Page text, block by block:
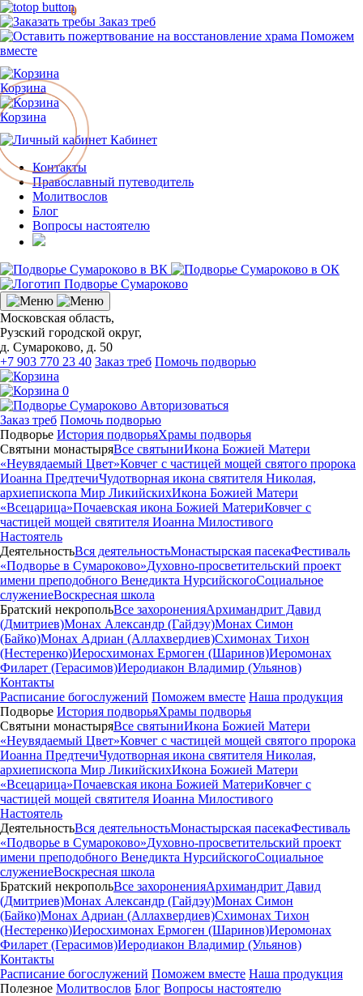
Заказ треб
Поможем
вместе
Корзина
Корзина
0
Кабинет
Контакты
Православный путеводитель
Молитвослов
Блог
Вопросы настоятелю
Московская область,
Рузский городской округ,
д. Сумароково, д. 50
+7 903 770 23 40 Заказ треб Помочь подворью
0
Авторизоваться
Заказ треб Помочь подворью
Подворье История подворьяХрамы подворья
Святыни монастыряВсе святыниИкона Божией Матери
«Неувядаемый Цвет»Ковчег с частицей мощей святого пророка
Иоанна ПредтечиЧудотворная икона святителя Николая,
архиепископа Мир ЛикийскихИкона Божией Матери
«Всецарица»Почаевская икона Божией МатериКовчег с
частицей мощей святителя Иоанна Милостивого
Настоятель
ДеятельностьВся деятельностьМонастырская пасекаФестиваль
«Подворье в Сумароково»Духовно-просветительский проект
имени преподобного Венедикта НурсийскогоСоциальное
служениеВоскресная школа
Братский некропольВсе захороненияАрхимандрит Давид
(Дмитриев)Монах Александр (Гайдэу)Монах Симон
(Байко)Монах Адриан (Аллахвердиев)Схимонах Тихон
(Нестеренко)Иеросхимонах Ермоген (Шаринов)Иеромонах
Филарет (Герасимов)Иеродиакон Владимир (Ульянов)
Контакты
Расписание богослужений Поможем вместе Наша продукция
Подворье История подворьяХрамы подворья
Святыни монастыряВсе святыниИкона Божией Матери
«Неувядаемый Цвет»Ковчег с частицей мощей святого пророка
Иоанна ПредтечиЧудотворная икона святителя Николая,
архиепископа Мир ЛикийскихИкона Божией Матери
«Всецарица»Почаевская икона Божией МатериКовчег с
частицей мощей святителя Иоанна Милостивого
Настоятель
ДеятельностьВся деятельностьМонастырская пасекаФестиваль
«Подворье в Сумароково»Духовно-просветительский проект
имени преподобного Венедикта НурсийскогоСоциальное
служениеВоскресная школа
Братский некропольВсе захороненияАрхимандрит Давид
(Дмитриев)Монах Александр (Гайдэу)Монах Симон
(Байко)Монах Адриан (Аллахвердиев)Схимонах Тихон
(Нестеренко)Иеросхимонах Ермоген (Шаринов)Иеромонах
Филарет (Герасимов)Иеродиакон Владимир (Ульянов)
Контакты
Расписание богослужений Поможем вместе Наша продукция
Полезное Молитвослов Блог Вопросы настоятелю